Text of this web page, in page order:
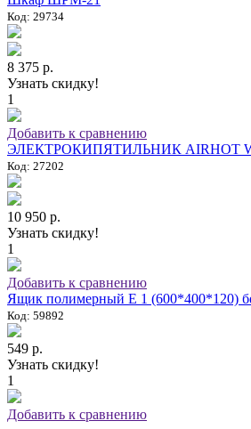
Код: 29734
8 375 р.
Узнать скидку!
1
Добавить к сравнению
ЭЛЕКТРОКИПЯТИЛЬНИК AIRHOT
Код: 27202
10 950 р.
Узнать скидку!
1
Добавить к сравнению
Ящик полимерный E 1 (600*400*120)
Код: 59892
549 р.
Узнать скидку!
1
Добавить к сравнению